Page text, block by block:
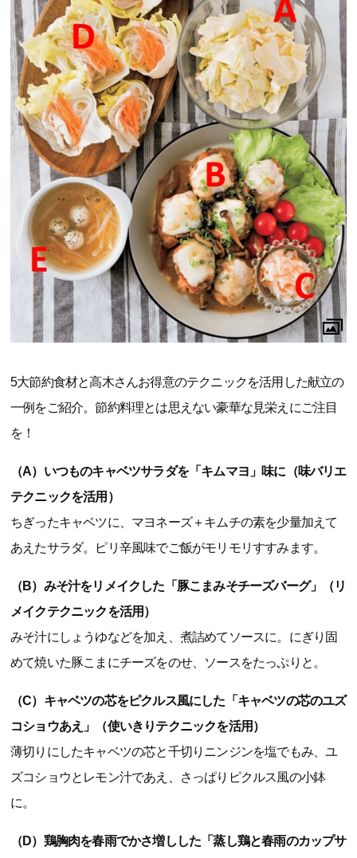
5大節約食材と高木さんお得意のテクニックを活用した献立の
一例をご紹介。節約料理とは思えない豪華な見栄えにご注目
を！
（A）いつものキャベツサラダを「キムマヨ」味に（味バリエ
テクニックを活用）
ちぎったキャベツに、マヨネーズ＋キムチの素を少量加えて
あえたサラダ。ピリ辛風味でご飯がモリモリすすみます。
（B）みそ汁をリメイクした「豚こまみそチーズバーグ」（リ
メイクテクニックを活用）
みそ汁にしょうゆなどを加え、煮詰めてソースに。にぎり固
めて焼いた豚こまにチーズをのせ、ソースをたっぷりと。
（C）キャベツの芯をピクルス風にした「キャベツの芯のユズ
コショウあえ」（使いきりテクニックを活用）
薄切りにしたキャベツの芯と千切りニンジンを塩でもみ、ユ
ズコショウとレモン汁であえ、さっぱりピクルス風の小鉢
に。
（D）鶏胸肉を春雨でかさ増しした「蒸し鶏と春雨のカップサ